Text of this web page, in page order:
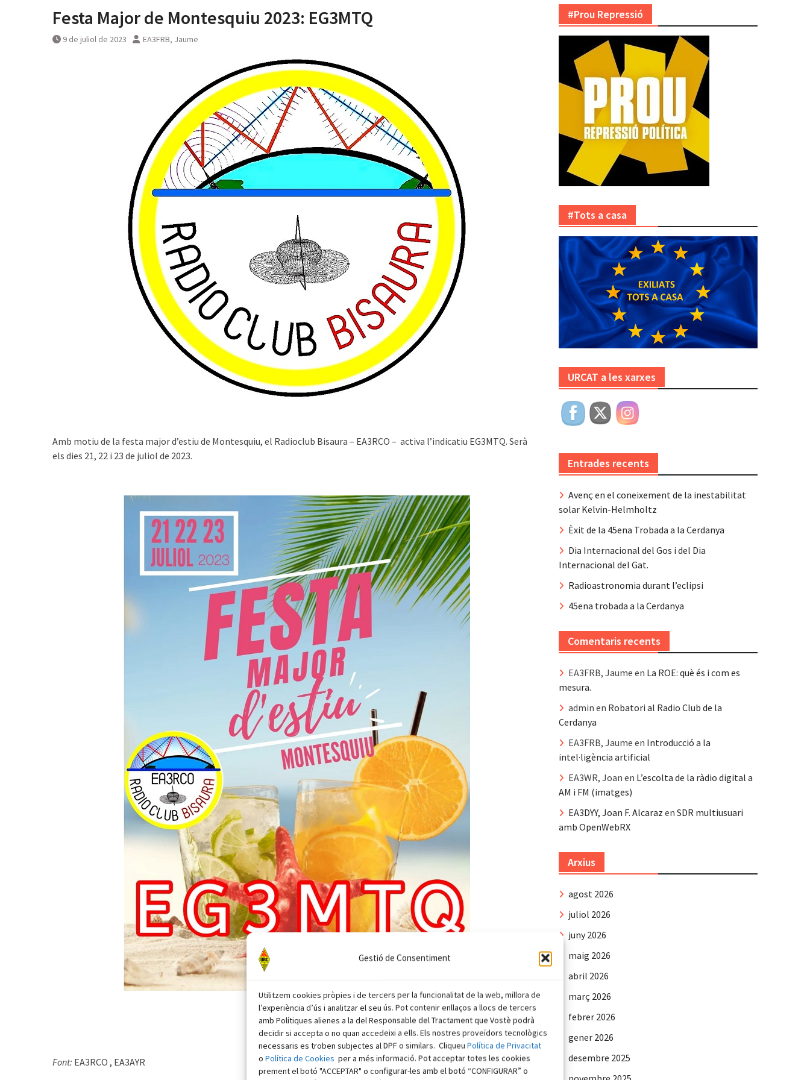
Gestió de Consentiment
Utilitzem cookies pròpies i de tercers per la funcionalitat de la web, millora de
l’experiència d’ús i analitzar el seu ús. Pot contenir enllaços a llocs de tercers
amb Polítiques alienes a la del Responsable del Tractament que Vostè podrà
decidir si accepta o no quan accedeixi a ells. Els nostres proveïdors tecnològics
necessaris es troben subjectes al DPF o similars. Cliqueu Política de Privacitat
o Política de Cookies per a més informació. Pot acceptar totes les cookies
prement el botó "ACCEPTAR" o configurar-les amb el botó “CONFIGURAR” o
Festa Major de Montesquiu 2023: EG3MTQ
9 de juliol de 2023 EA3FRB, Jaume
Amb motiu de la festa major d’estiu de Montesquiu, el Radioclub Bisaura – EA3RCO – activa l’indicatiu EG3MTQ. Serà
els dies 21, 22 i 23 de juliol de 2023.
Font: EA3RCO , EA3AYR
#Prou Repressió
#Tots a casa
URCAT a les xarxes
Entrades recents
Avenç en el coneixement de la inestabilitat
solar Kelvin-Helmholtz
Èxit de la 45ena Trobada a la Cerdanya
Dia Internacional del Gos i del Dia
Internacional del Gat.
Radioastronomia durant l’eclipsi
45ena trobada a la Cerdanya
Comentaris recents
EA3FRB, Jaume en La ROE: què és i com es
mesura.
admin en Robatori al Radio Club de la
Cerdanya
EA3FRB, Jaume en Introducció a la
intel·ligència artificial
EA3WR, Joan en L’escolta de la ràdio digital a
AM i FM (imatges)
EA3DYY, Joan F. Alcaraz en SDR multiusuari
amb OpenWebRX
Arxius
agost 2026
juliol 2026
juny 2026
maig 2026
abril 2026
març 2026
febrer 2026
gener 2026
desembre 2025